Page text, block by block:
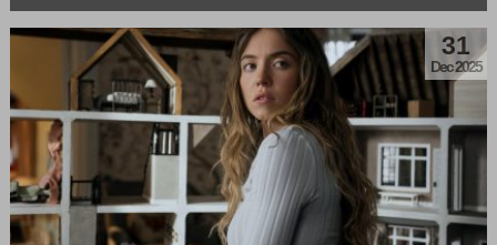
31
Dec 2025